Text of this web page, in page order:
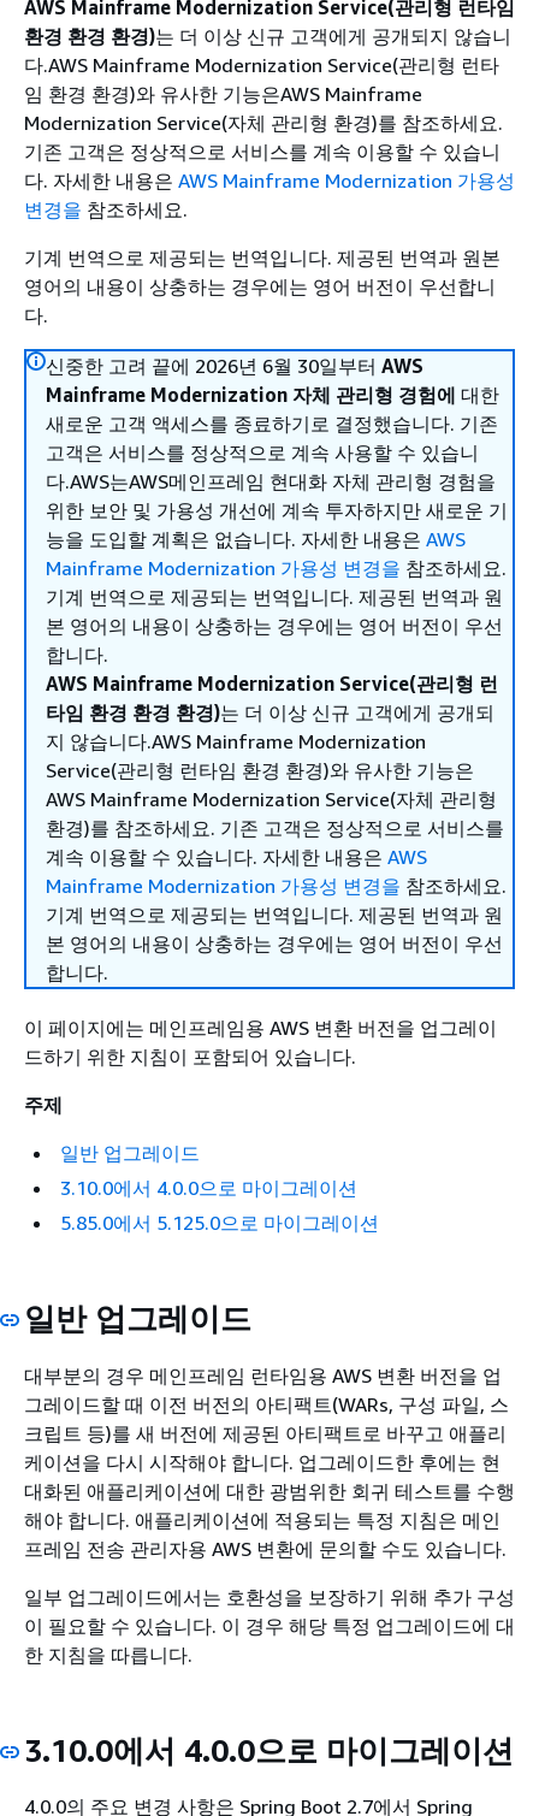
AWS Mainframe Modernization Service(관리형 런타임
환경 환경 환경)는 더 이상 신규 고객에게 공개되지 않습니
다.AWS Mainframe Modernization Service(관리형 런타
임 환경 환경)와 유사한 기능은AWS Mainframe
Modernization Service(자체 관리형 환경)를 참조하세요.
기존 고객은 정상적으로 서비스를 계속 이용할 수 있습니
다. 자세한 내용은 AWS Mainframe Modernization 가용성
변경을 참조하세요.
기계 번역으로 제공되는 번역입니다. 제공된 번역과 원본
영어의 내용이 상충하는 경우에는 영어 버전이 우선합니
다.
신중한 고려 끝에 2026년 6월 30일부터 AWS
Mainframe Modernization 자체 관리형 경험에 대한
새로운 고객 액세스를 종료하기로 결정했습니다. 기존
고객은 서비스를 정상적으로 계속 사용할 수 있습니
다.AWS는AWS메인프레임 현대화 자체 관리형 경험을
위한 보안 및 가용성 개선에 계속 투자하지만 새로운 기
능을 도입할 계획은 없습니다. 자세한 내용은 AWS
Mainframe Modernization 가용성 변경을 참조하세요.
기계 번역으로 제공되는 번역입니다. 제공된 번역과 원
본 영어의 내용이 상충하는 경우에는 영어 버전이 우선
합니다.
AWS Mainframe Modernization Service(관리형 런
타임 환경 환경 환경)는 더 이상 신규 고객에게 공개되
지 않습니다.AWS Mainframe Modernization
Service(관리형 런타임 환경 환경)와 유사한 기능은
AWS Mainframe Modernization Service(자체 관리형
환경)를 참조하세요. 기존 고객은 정상적으로 서비스를
계속 이용할 수 있습니다. 자세한 내용은 AWS
Mainframe Modernization 가용성 변경을 참조하세요.
기계 번역으로 제공되는 번역입니다. 제공된 번역과 원
본 영어의 내용이 상충하는 경우에는 영어 버전이 우선
합니다.
이 페이지에는 메인프레임용 AWS 변환 버전을 업그레이
드하기 위한 지침이 포함되어 있습니다.
주제
일반 업그레이드
3.10.0에서 4.0.0으로 마이그레이션
5.85.0에서 5.125.0으로 마이그레이션
일반 업그레이드
대부분의 경우 메인프레임 런타임용 AWS 변환 버전을 업
그레이드할 때 이전 버전의 아티팩트(WARs, 구성 파일, 스
크립트 등)를 새 버전에 제공된 아티팩트로 바꾸고 애플리
케이션을 다시 시작해야 합니다. 업그레이드한 후에는 현
대화된 애플리케이션에 대한 광범위한 회귀 테스트를 수행
해야 합니다. 애플리케이션에 적용되는 특정 지침은 메인
프레임 전송 관리자용 AWS 변환에 문의할 수도 있습니다.
일부 업그레이드에서는 호환성을 보장하기 위해 추가 구성
이 필요할 수 있습니다. 이 경우 해당 특정 업그레이드에 대
한 지침을 따릅니다.
3.10.0에서 4.0.0으로 마이그레이션
4.0.0의 주요 변경 사항은 Spring Boot 2.7에서 Spring